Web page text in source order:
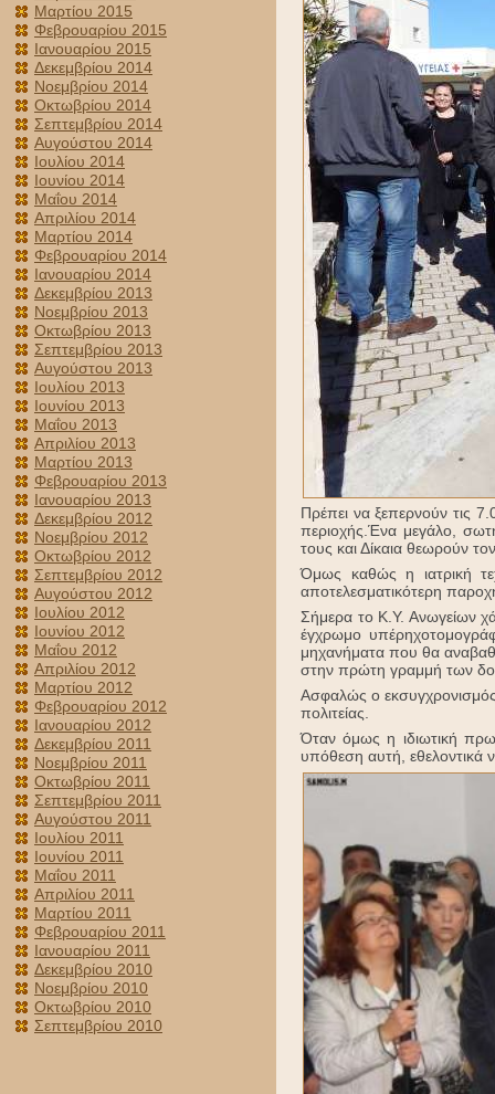
Μαρτίου 2015
Φεβρουαρίου 2015
Ιανουαρίου 2015
Δεκεμβρίου 2014
Νοεμβρίου 2014
Οκτωβρίου 2014
Σεπτεμβρίου 2014
Αυγούστου 2014
Ιουλίου 2014
Ιουνίου 2014
Μαΐου 2014
Απριλίου 2014
Μαρτίου 2014
Φεβρουαρίου 2014
Ιανουαρίου 2014
Δεκεμβρίου 2013
Νοεμβρίου 2013
Οκτωβρίου 2013
Σεπτεμβρίου 2013
Αυγούστου 2013
Ιουλίου 2013
Ιουνίου 2013
Μαΐου 2013
Απριλίου 2013
Μαρτίου 2013
Φεβρουαρίου 2013
Ιανουαρίου 2013
Δεκεμβρίου 2012
Νοεμβρίου 2012
Οκτωβρίου 2012
Σεπτεμβρίου 2012
Αυγούστου 2012
Ιουλίου 2012
Ιουνίου 2012
Μαΐου 2012
Απριλίου 2012
Μαρτίου 2012
Φεβρουαρίου 2012
Ιανουαρίου 2012
Δεκεμβρίου 2011
Νοεμβρίου 2011
Οκτωβρίου 2011
Σεπτεμβρίου 2011
Αυγούστου 2011
Ιουλίου 2011
Ιουνίου 2011
Μαΐου 2011
Απριλίου 2011
Μαρτίου 2011
Φεβρουαρίου 2011
Ιανουαρίου 2011
Δεκεμβρίου 2010
Νοεμβρίου 2010
Οκτωβρίου 2010
Σεπτεμβρίου 2010
Πρέπει να ξεπερνούν τις
περιοχής.Ένα μεγάλο,
τους και Δίκαια θεωρούν
Όμως καθώς η ιατρική
αποτελεσματικότερη
Σήμερα το Κ.Υ. Ανωγείων
έγχρωμο
μηχανήματα που θα
στην πρώτη γραμμή των
Ασφαλώς ο
πολιτείας.
Όταν όμως η ιδιωτική
υπόθεση αυτή, εθελοντικά